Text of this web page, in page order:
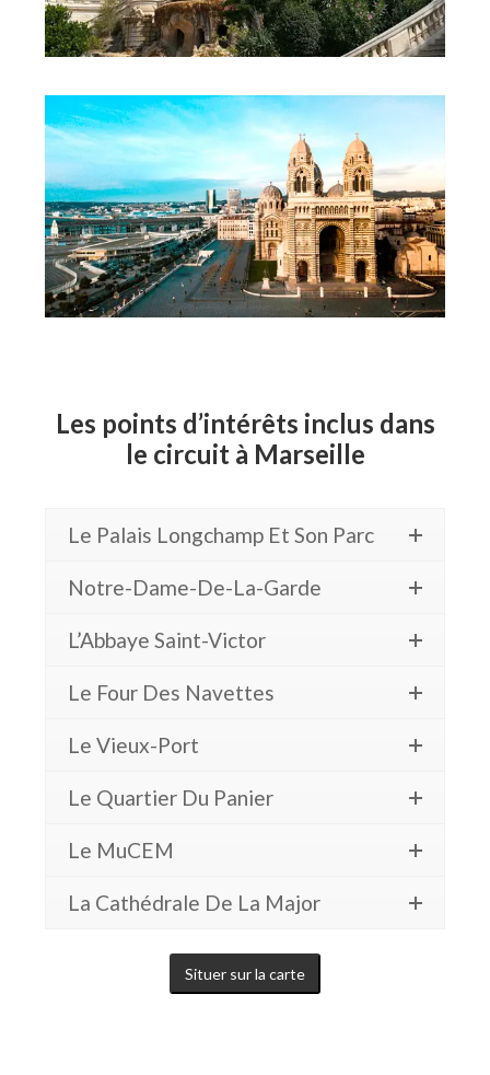
Les points d’intérêts inclus dans
le circuit à Marseille
Le Palais Longchamp Et Son Parc
Notre-Dame-De-La-Garde
L’Abbaye Saint-Victor
Le Four Des Navettes
Le Vieux-Port
Le Quartier Du Panier
Le MuCEM
La Cathédrale De La Major
Situer sur la carte